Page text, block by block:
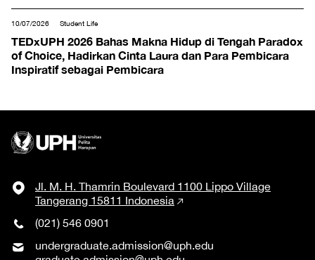
10/07/2026 Student Life
TEDxUPH 2026 Bahas Makna Hidup di Tengah Paradox
of Choice, Hadirkan Cinta Laura dan Para Pembicara
Inspiratif sebagai Pembicara
Jl. M. H. Thamrin Boulevard 1100 Lippo Village
Tangerang 15811 Indonesia
(021) 546 0901
undergraduate.admission@uph.edu